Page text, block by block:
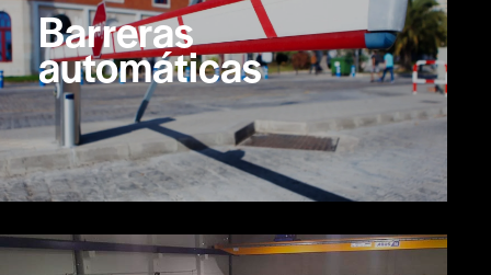
Barreras
automáticas